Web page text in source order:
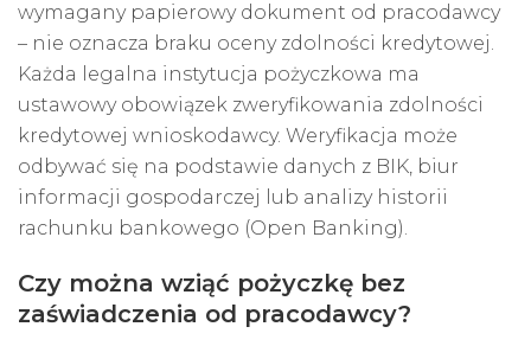
wymagany papierowy dokument od pracodawcy
– nie oznacza braku oceny zdolności kredytowej.
Każda legalna instytucja pożyczkowa ma
ustawowy obowiązek zweryfikowania zdolności
kredytowej wnioskodawcy. Weryfikacja może
odbywać się na podstawie danych z BIK, biur
informacji gospodarczej lub analizy historii
rachunku bankowego (Open Banking).
Czy można wziąć pożyczkę bez
zaświadczenia od pracodawcy?